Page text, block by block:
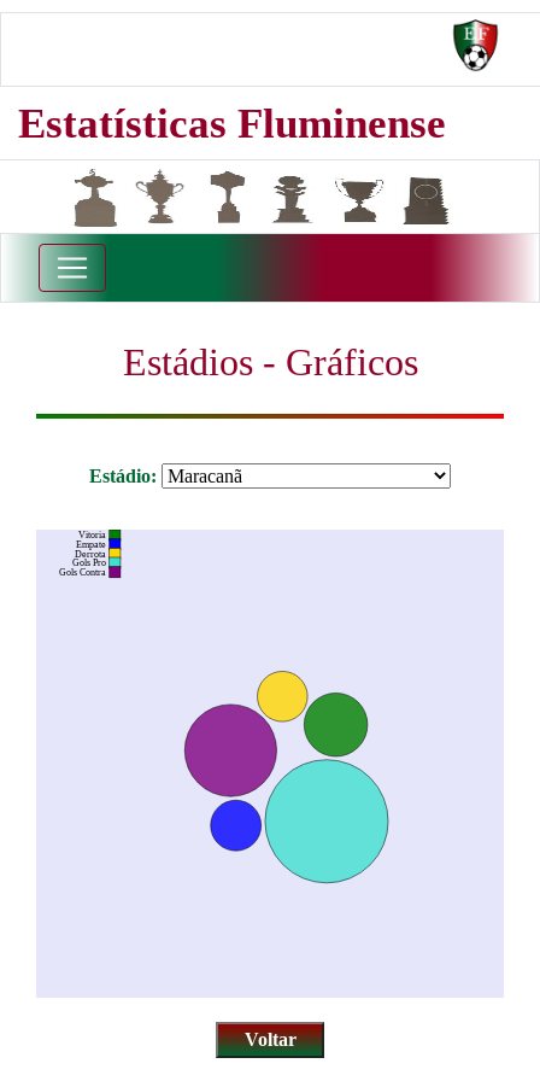
Estatísticas Fluminense
Estádios - Gráficos
Estádio:
Vitoria
Empate
Derrota
Gols Pro
Gols Contra